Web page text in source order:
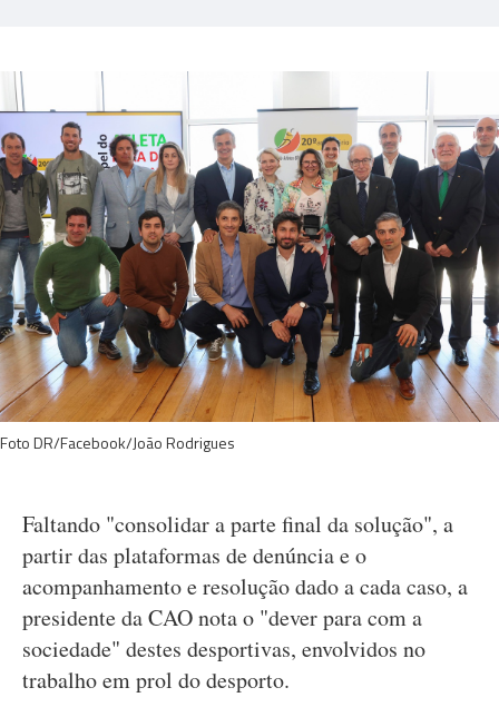
Foto DR/Facebook/João Rodrigues
Faltando "consolidar a parte final da solução", a
partir das plataformas de denúncia e o
acompanhamento e resolução dado a cada caso, a
presidente da CAO nota o "dever para com a
sociedade" destes desportivas, envolvidos no
trabalho em prol do desporto.